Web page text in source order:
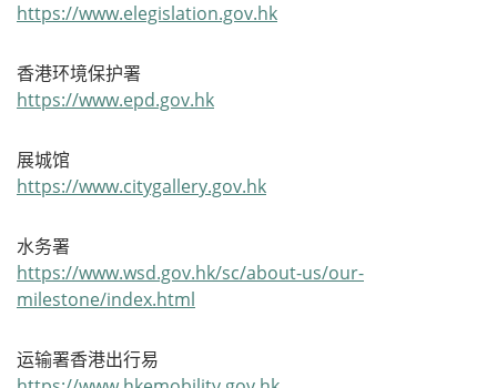
https://www.elegislation.gov.hk
香港环境保护署
https://www.epd.gov.hk
展城馆
https://www.citygallery.gov.hk
水务署
https://www.wsd.gov.hk/sc/about-us/our-
milestone/index.html
运输署香港出行易